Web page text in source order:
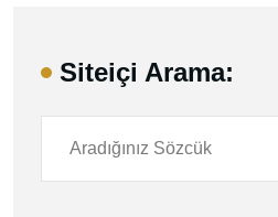
Siteiçi Arama: